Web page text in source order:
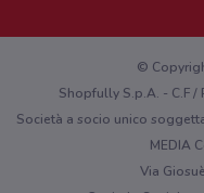
Hai un malfunzionamento sul
©
Shopfully S.p.A. - C.F /
Società a socio unico
MEDIA
Via